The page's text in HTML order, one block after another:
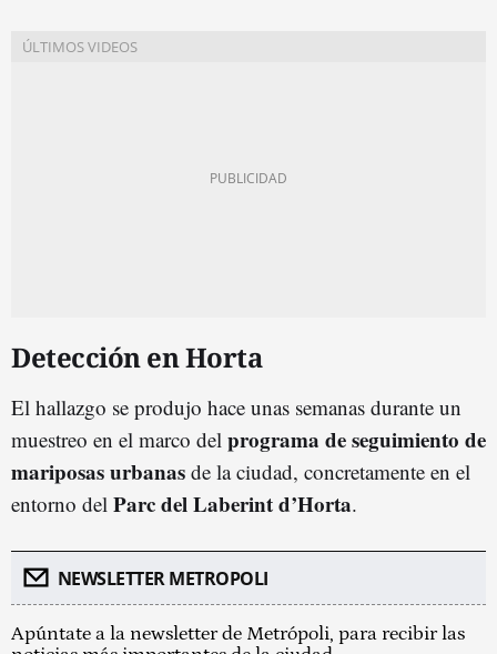
Detección en Horta
El hallazgo se produjo hace unas semanas durante un
muestreo en el marco del programa de seguimiento de
mariposas urbanas de la ciudad, concretamente en el
entorno del Parc del Laberint d’Horta.
NEWSLETTER METROPOLI
Apúntate a la newsletter de Metrópoli, para recibir las